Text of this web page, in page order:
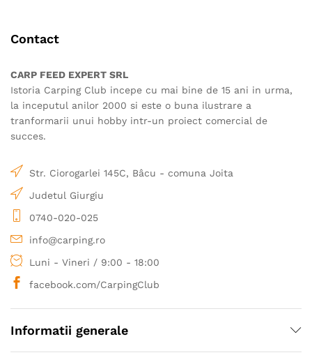
pot
alese
în
pagina
produsului.
produsului.
Contact
CARP FEED EXPERT SRL
Istoria Carping Club incepe cu mai bine de 15 ani in urma,
la inceputul anilor 2000 si este o buna ilustrare a
tranformarii unui hobby intr-un proiect comercial de
succes.
Str. Ciorogarlei 145C, Bâcu - comuna Joita
Judetul Giurgiu
0740-020-025
info@carping.ro
Luni - Vineri / 9:00 - 18:00
facebook.com/CarpingClub
Informatii generale